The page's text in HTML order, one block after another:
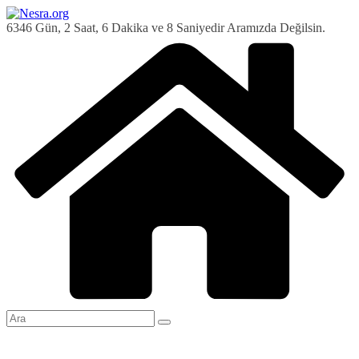
Skip
to
6346 Gün, 2 Saat, 6 Dakika ve 9 Saniyedir Aramızda Değilsin.